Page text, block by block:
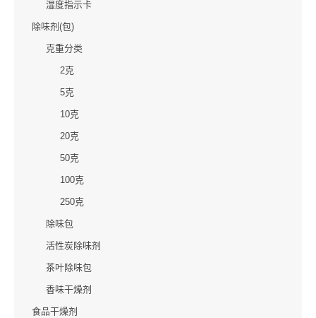
湿度指示卡
除味剂(包)
克重分类
2克
5克
10克
20克
50克
100克
250克
除味包
活性炭除味剂
茶叶除味包
香味干燥剂
食品干燥剂